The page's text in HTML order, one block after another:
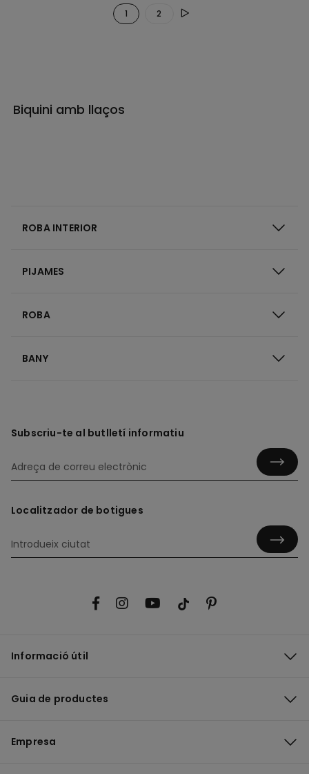
1 2
Biquini amb llaços
ROBA INTERIOR
PIJAMES
ROBA
BANY
Subscriu-te al butlletí informatiu
Localitzador de botigues
Informació útil
Guia de productes
Empresa